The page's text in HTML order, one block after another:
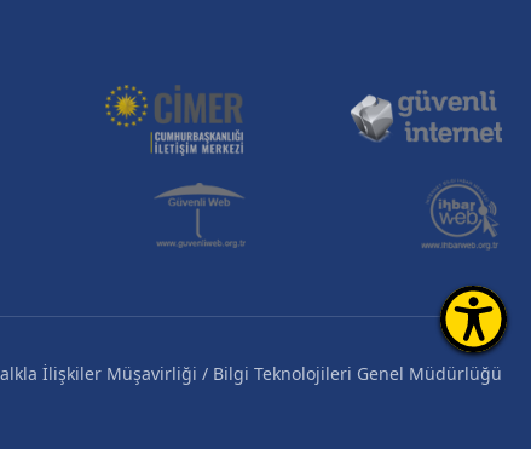
İlişkiler Müşavirliği / Bilgi Teknolojileri Genel Müdürlüğü